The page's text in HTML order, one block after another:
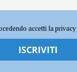
2027 NOTIZIE
Cronaca Piacenza
accetti la